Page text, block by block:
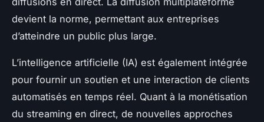
devient la norme, permettant aux entreprises
d’atteindre un public plus large.
L’intelligence artificielle (IA) est également intégrée
pour fournir un soutien et une interaction de clients
automatisés en temps réel. Quant à la monétisation
du streaming en direct, de nouvelles approches